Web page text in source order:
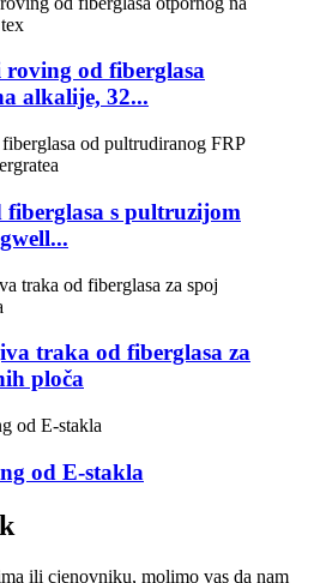
roving od fiberglasa
alkalije, 32...
fiberglasa s pultruzijom
traka od fiberglasa za
ploča
od E-stakla
ili cjenovniku, molimo vas da nam